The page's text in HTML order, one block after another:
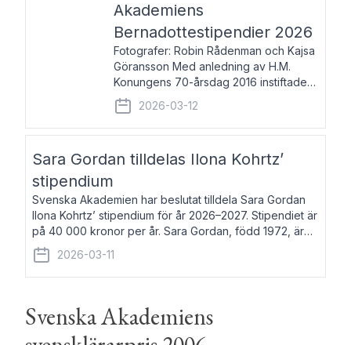
Akademiens
Bernadottestipendier 2026
Fotografer: Robin Rådenman och Kajsa
Göransson Med anledning av H.M.
Konungens 70-årsdag 2016 instiftade
fem av de kungliga akademierna det så
kallade Bernadotteprogrammet med
syfte att genom stipendier erbjuda stöd
2026-03-12
Sara Gordan tilldelas Ilona Kohrtz’
stipendium
Svenska Akademien har beslutat tilldela Sara Gordan
Ilona Kohrtz’ stipendium för år 2026–2027. Stipendiet är
på 40 000 kronor per år. Sara Gordan, född 1972, är
författare och översättare. Hon debuterade 2006 med
det prosalyriska verket En
2026-03-11
Svenska Akademiens